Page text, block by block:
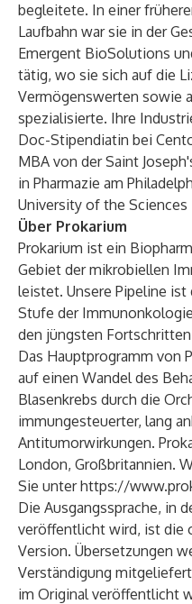
begleitete. In einer
Laufbahn war sie in der
Emergent BioSolutions
tätig, wo sie sich auf die
Vermögenswerten sowie
spezialisierte. Ihre
Doc-Stipendiatin bei
MBA von der Saint
in Pharmazie am
University of the Sciences
Über Prokarium
Prokarium ist ein
Gebiet der mikrobiellen
leistet. Unsere Pipeline
Stufe der
den jüngsten
Das Hauptprogramm von
auf einen Wandel des
Blasenkrebs durch die
immungesteuerter, lang
Antitumorwirkungen.
London, Großbritannien.
Sie unterhttps://
Die Ausgangssprache, in
veröffentlicht wird, ist die
Version. Übersetzungen
Verständigung
im Original veröffentlicht